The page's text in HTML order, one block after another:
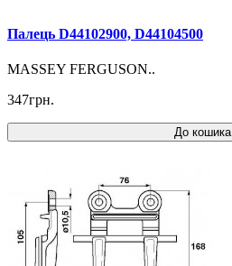
Палець D44102900, D44104500
MASSEY FERGUSON..
347грн.
До кошика